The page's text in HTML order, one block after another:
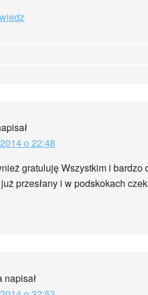
o 22:48
gratuluję Wszystkim i bardzo
przesłany i w podskokach
napisał